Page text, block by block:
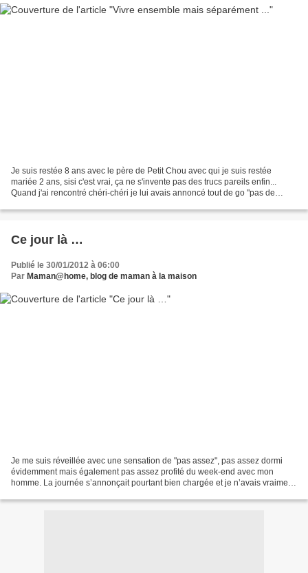
Je suis restée 8 ans avec le père de Petit Chou avec qui je suis restée
mariée 2 ans, sisi c'est vrai, ça ne s'invente pas des trucs pareils enfin...
Quand j'ai rencontré chéri-chéri je lui avais annoncé tout de go "pas de
Ce jour là …
Publié le 30/01/2012 à 06:00
Par Maman@home, blog de maman à la maison
Je me suis réveillée avec une sensation de "pas assez", pas assez dormi
évidemment mais également pas assez profité du week-end avec mon
homme. La journée s’annonçait pourtant bien chargée et je n’avais vraiment